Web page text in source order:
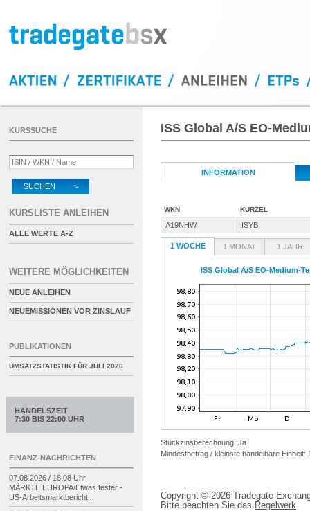
ISS Global A/S EO-
INFORMATION
WKN KÜRZEL
A19NHW ISYB
1 WOCHE 1 MONAT 1 JAHR
ISS Global A/S EO-Medium-
Stückzinsberechnung: Ja
Mindestbetrag / kleinste handelbare Einheit:
Copyright © 2026 Tradegate
Bitte beachten Sie das Regelwerk
KURSSUCHE
SUCHEN >
KURSLISTE ANLEIHEN
ALLE WERTE A-Z
WEITERE MÖGLICHKEITEN
NEUE ANLEIHEN
NEUEMISSIONEN VOR ZINSLAUF
PUBLIKATIONEN
UMSATZSTATISTIK FÜR JULI 2026
HANDELSZEIT
7:30 BIS 22:00 UHR
FINANZ-NACHRICHTEN
07.08.2026 / 18:08 Uhr
MÄRKTE EUROPA/Etwas fester -
US-Arbeitsmarktbericht...